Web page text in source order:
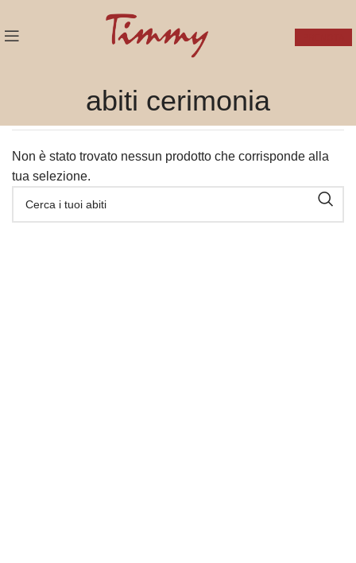
abiti cerimonia
Non è stato trovato nessun prodotto che corrisponde alla
tua selezione.